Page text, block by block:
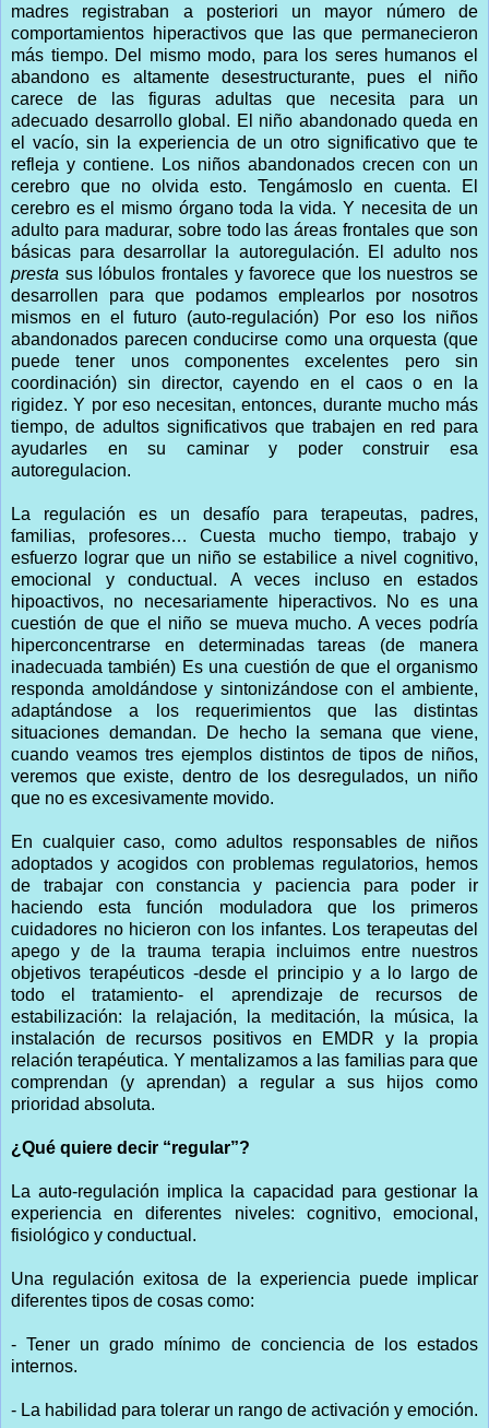
madres registraban a posteriori un mayor número de
comportamientos hiperactivos que las que permanecieron
más tiempo. Del mismo modo, para los seres humanos el
abandono es altamente desestructurante, pues el niño
carece de las figuras adultas que necesita para un
adecuado desarrollo global. El niño abandonado queda en
el vacío, sin la experiencia de un otro significativo que te
refleja y contiene. Los niños abandonados crecen con un
cerebro que no olvida esto. Tengámoslo en cuenta. El
cerebro es el mismo órgano toda la vida. Y necesita de un
adulto para madurar, sobre todo las áreas frontales que son
básicas para desarrollar la autoregulación. El adulto nos
presta sus lóbulos frontales y favorece que los nuestros se
desarrollen para que podamos emplearlos por nosotros
mismos en el futuro (auto-regulación) Por eso los niños
abandonados parecen conducirse como una orquesta (que
puede tener unos componentes excelentes pero sin
coordinación) sin director, cayendo en el caos o en la
rigidez. Y por eso necesitan, entonces, durante mucho más
tiempo, de adultos significativos que trabajen en red para
ayudarles en su caminar y poder construir esa
autoregulacion.
La regulación es un desafío para terapeutas, padres,
familias, profesores… Cuesta mucho tiempo, trabajo y
esfuerzo lograr que un niño se estabilice a nivel cognitivo,
emocional y conductual. A veces incluso en estados
hipoactivos, no necesariamente hiperactivos. No es una
cuestión de que el niño se mueva mucho. A veces podría
hiperconcentrarse en determinadas tareas (de manera
inadecuada también) Es una cuestión de que el organismo
responda amoldándose y sintonizándose con el ambiente,
adaptándose a los requerimientos que las distintas
situaciones demandan. De hecho la semana que viene,
cuando veamos tres ejemplos distintos de tipos de niños,
veremos que existe, dentro de los desregulados, un niño
que no es excesivamente movido.
En cualquier caso, como adultos responsables de niños
adoptados y acogidos con problemas regulatorios, hemos
de trabajar con constancia y paciencia para poder ir
haciendo esta función moduladora que los primeros
cuidadores no hicieron con los infantes. Los terapeutas del
apego y de la trauma terapia incluimos entre nuestros
objetivos terapéuticos -desde el principio y a lo largo de
todo el tratamiento- el aprendizaje de recursos de
estabilización: la relajación, la meditación, la música, la
instalación de recursos positivos en EMDR y la propia
relación terapéutica. Y mentalizamos a las familias para que
comprendan (y aprendan) a regular a sus hijos como
prioridad absoluta.
¿Qué quiere decir “regular”?
La auto-regulación implica la capacidad para gestionar la
experiencia en diferentes niveles: cognitivo, emocional,
fisiológico y conductual.
Una regulación exitosa de la experiencia puede implicar
diferentes tipos de cosas como:
- Tener un grado mínimo de conciencia de los estados
internos.
- La habilidad para tolerar un rango de activación y emoción.